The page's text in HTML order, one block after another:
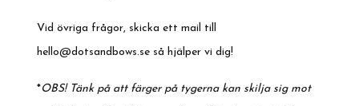
Vid övriga frågor, skicka ett mail till
hello@dotsandbows.se så hjälper vi dig!
*OBS! Tänk på att färger på tygerna kan skilja sig mot